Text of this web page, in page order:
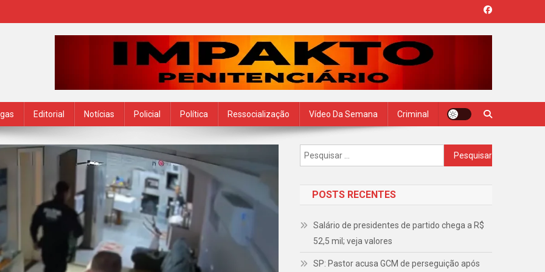
Editorial Notícias Policial Política Ressocialização Vídeo Da Semana Criminal
Pesquisar
por:
POSTS RECENTES
Salário de presidentes de partido chega a R$
52,5 mil; veja valores
SP: Pastor acusa GCM de perseguição após